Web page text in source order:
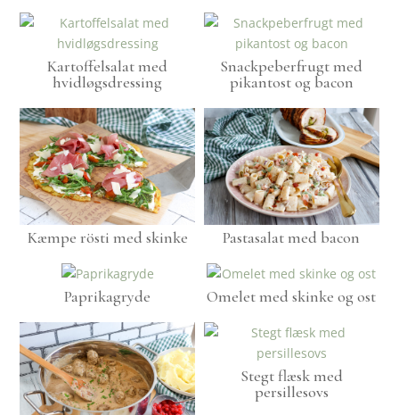
Kartoffelsalat med
hvidløgsdressing
Snackpeberfrugt med
pikantost og bacon
Kæmpe rösti med skinke Pastasalat med bacon
Paprikagryde Omelet med skinke og ost
Stegt flæsk med
persillesovs